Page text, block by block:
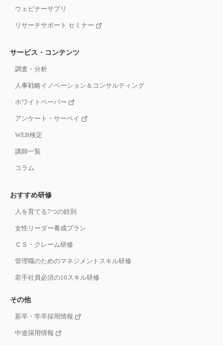
ウェビナーサプリ
リサーチサポート セミナー
サービス・コンテンツ
調査・分析
人事戦略イノベーション＆コンサルティング
ホワイトペーパー
アンケート・サーベイ
WEB検定
講師一覧
コラム
おすすめ研修
人を育てる7つの鉄則
女性リーダー養成プラン
ＣＳ・クレーム研修
管理職のためのマネジメントスキル研修
若手社員必須の10スキル研修
その他
新卒・学卒採用情報
中途採用情報